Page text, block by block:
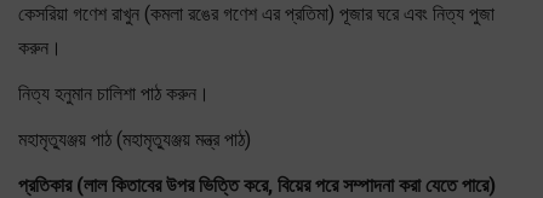
কেসরিয়া গণেশ রাখুন (কমলা রঙের গণেশ এর প্রতিমা) পূজার ঘরে এবং নিত্য পুজা
করুন।
নিত্য হনুমান চালিশা পাঠ করুন।
মহামৃত্যুঞ্জয় পাঠ (মহামৃত্যুঞ্জয় মন্ত্র পাঠ)
প্রতিকার (লাল কিতাবের উপর ভিত্তি করে, বিয়ের পরে সম্পাদনা করা যেতে পারে)